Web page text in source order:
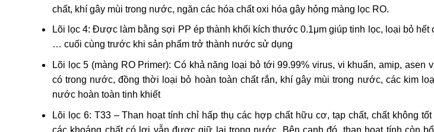
chất, khí gây mùi trong nước, ngăn các hóa chất oxi hóa gây hỏng màng lọc RO.
Lõi lọc 4: Được làm bằng sợi PP ép thành khối kích thước 0.1μm giúp tinh lọc, loại bỏ hết
… cuối cùng trước khi sản phẩm trở thành nước sử dụng
Lõi lọc 5 (màng RO Primer): Có khả năng loại bỏ tới 99.99% virus, vi khuẩn, amip, asen
có trong nước, đồng thời loại bỏ hoàn toàn chất rắn, khí gây mùi trong nước, các kim
nước hoàn toàn tinh khiết
Lõi lọc 6: T33 – Than hoạt tính chỉ hấp thụ các hợp chất hữu cơ, tạp chất, chất không
các khoáng chất có lợi vẫn được giữ lại trong nước. Bên cạnh đó, than hoạt tính còn